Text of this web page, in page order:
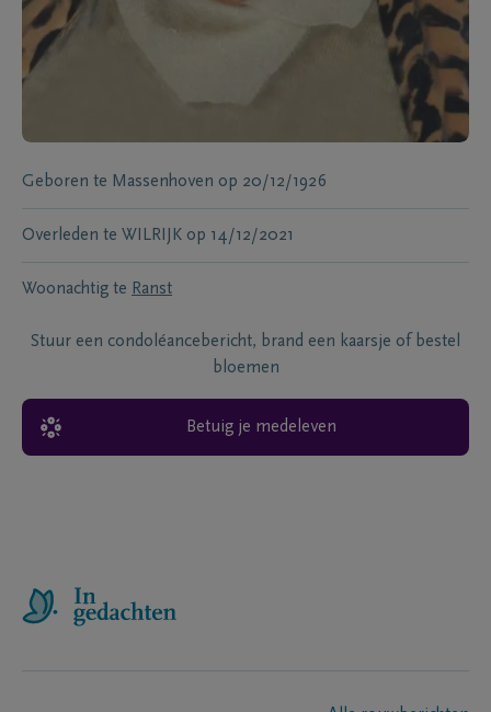
Geboren te Massenhoven op 20/12/1926
Overleden te WILRIJK op 14/12/2021
Woonachtig te Ranst
Stuur een condoléancebericht, brand een kaarsje of bestel
bloemen
Betuig je medeleven